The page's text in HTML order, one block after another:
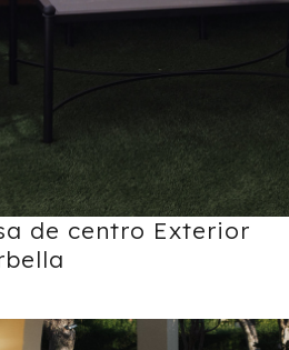
de centro Exterior